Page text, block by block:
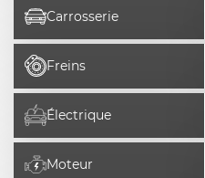
Carrosserie
Freins
Électrique
Moteur